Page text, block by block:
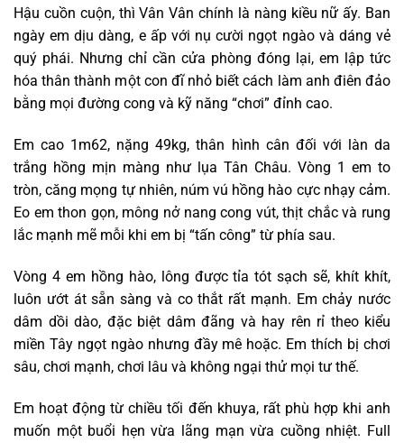
Hậu cuồn cuộn, thì Vân Vân chính là nàng kiều nữ ấy. Ban
ngày em dịu dàng, e ấp với nụ cười ngọt ngào và dáng vẻ
quý phái. Nhưng chỉ cần cửa phòng đóng lại, em lập tức
hóa thân thành một con đĩ nhỏ biết cách làm anh điên đảo
bằng mọi đường cong và kỹ năng “chơi” đỉnh cao.
Em cao 1m62, nặng 49kg, thân hình cân đối với làn da
trắng hồng mịn màng như lụa Tân Châu. Vòng 1 em to
tròn, căng mọng tự nhiên, núm vú hồng hào cực nhạy cảm.
Eo em thon gọn, mông nở nang cong vút, thịt chắc và rung
lắc mạnh mẽ mỗi khi em bị “tấn công” từ phía sau.
Vòng 4 em hồng hào, lông được tỉa tót sạch sẽ, khít khít,
luôn ướt át sẵn sàng và co thắt rất mạnh. Em chảy nước
dâm dồi dào, đặc biệt dâm đãng và hay rên rỉ theo kiểu
miền Tây ngọt ngào nhưng đầy mê hoặc. Em thích bị chơi
sâu, chơi mạnh, chơi lâu và không ngại thử mọi tư thế.
Em hoạt động từ chiều tối đến khuya, rất phù hợp khi anh
muốn một buổi hẹn vừa lãng mạn vừa cuồng nhiệt. Full